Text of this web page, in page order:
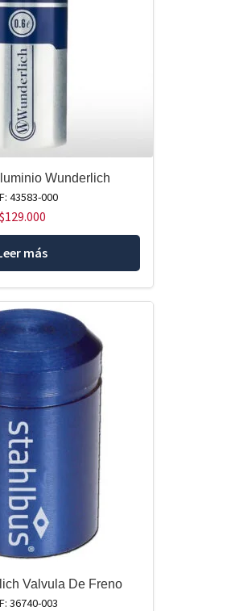
Wunderlich
43583-000
$129.000
más
Valvula De Freno
36740-003